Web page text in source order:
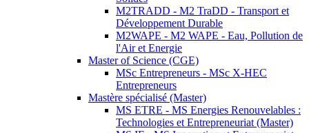
M2TRADD - M2 TraDD - Transport et
Développement Durable
M2WAPE - M2 WAPE - Eau, Pollution de
l'Air et Energie
Master of Science (CGE)
MSc Entrepreneurs - MSc X-HEC
Entrepreneurs
Mastère spécialisé (Master)
MS ETRE - MS Energies Renouvelables :
Technologies et Entrepreneuriat (Master)